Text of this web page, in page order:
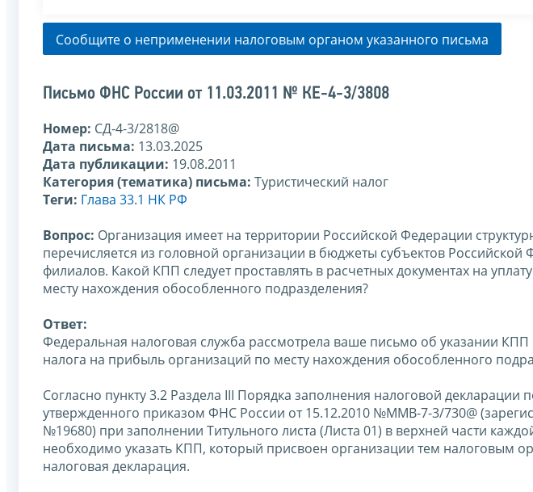
Сообщите о неприменении налоговым органом указанного письма
Письмо ФНС России от 11.03.2011 № КЕ-4-3/3808
Номер: СД-4-3/2818@
Дата письма: 13.03.2025
Дата публикации: 19.08.2011
Категория (тематика) письма: Туристический налог
Теги: Глава 33.1 НК РФ
Вопрос: Организация имеет на территории Российской Федерации
перечисляется из головной организации в бюджеты субъектов
филиалов. Какой КПП следует проставлять в расчетных документах на
месту нахождения обособленного подразделения?
Ответ:
Федеральная налоговая служба рассмотрела ваше письмо об указании КПП
налога на прибыль организаций по месту нахождения обособленного
Согласно пункту 3.2 Раздела III Порядка заполнения налоговой декларации
утвержденного приказом ФНС России от 15.12.2010 №ММВ-7-3/730@
№19680) при заполнении Титульного листа (Листа 01) в верхней части
необходимо указать КПП, который присвоен организации тем налоговым
налоговая декларация.